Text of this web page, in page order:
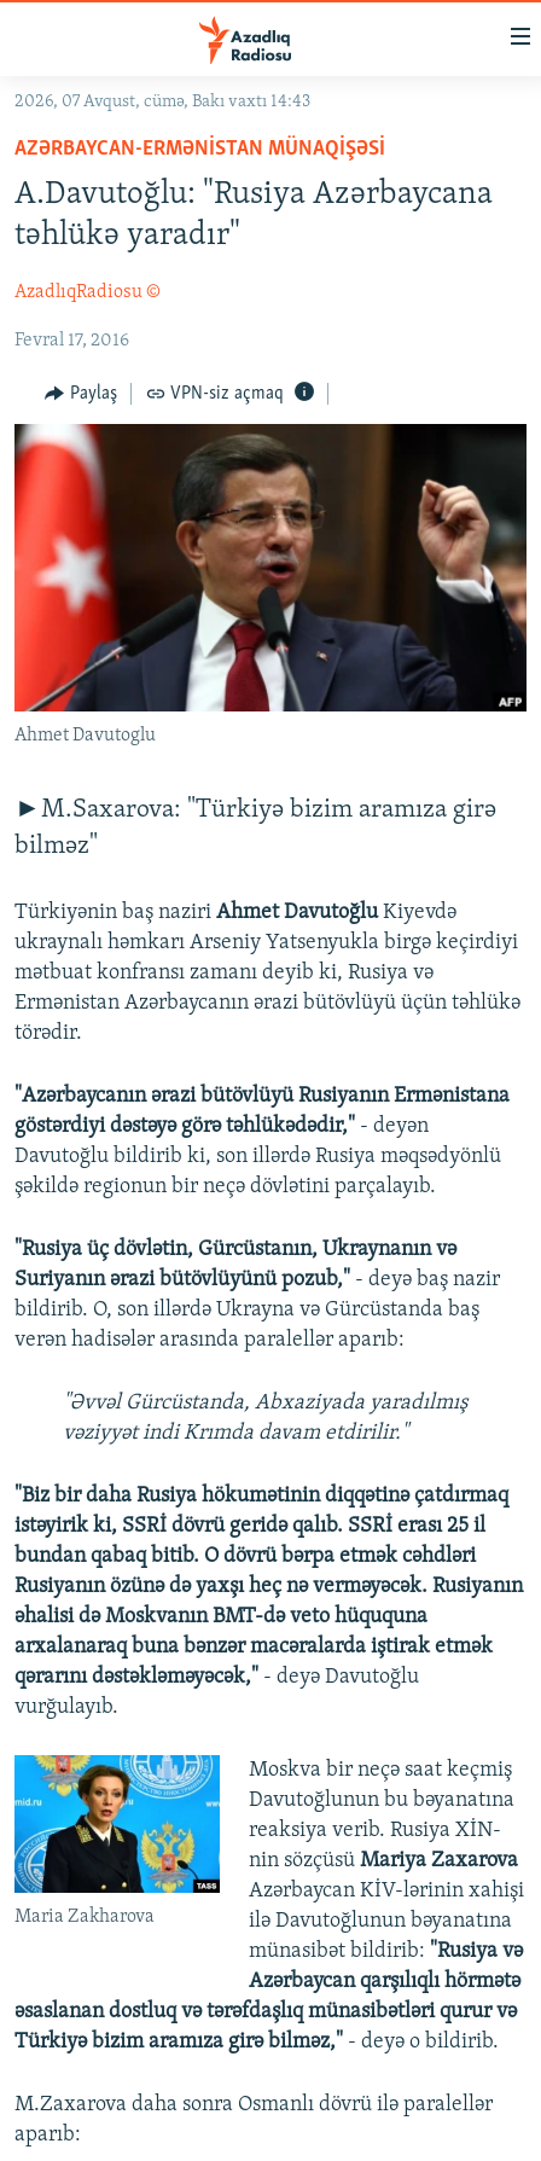
Əsas
qayıt
Əsas
naviqasiyaya
qayıt
Axtarışa
KORRUPSIOMETR
FƏRQƏ BAX
QANUNI DOĞRU
ARAŞDIRMA
MULTIMEDIA
VIDEO
İNFOQRAFIKA
KARIKATURA
RADIO ARXIV
AZƏRBAYCAN ƏDƏBIYYATI KITABXANASI
İSLAM VƏ DEMOKRATIYA
İZ - MƏDƏNIYYƏT PROQRAMI
HAQQIMIZDA
MISSIYAMIZ
PEŞƏ ETIKASI VƏ JURNALISTIKA STANDARTLARIMIZ
MATERIALLARIMIZDAN ISTIFADƏ
AZADLIQRADIOSU MOBIL TELEFONUNUZDA
BIZIMLƏ ƏLAQƏ
BIZI IZLƏ
RFE/RL-in bütün saytları
2026, 07 Avqust, cümə, Bakı vaxtı 14:43
AZƏRBAYCAN-ERMƏNISTAN MÜNAQIŞƏSI
A.Davutoğlu: "Rusiya Azərbaycana
təhlükə yaradır"
AzadlıqRadiosu ©
Fevral 17, 2016
Paylaş VPN-siz açmaq
Ahmet Davutoglu
►M.Saxarova: "Türkiyə bizim aramıza girə
bilməz"
Türkiyənin baş naziri Ahmet DavutoğluKiyevdə
ukraynalı həmkarı Arseniy Yatsenyukla birgə keçirdiyi
mətbuat konfransı zamanı deyib ki, Rusiya və
Ermənistan Azərbaycanın ərazi bütövlüyü üçün təhlükə
törədir.
"Azərbaycanın ərazi bütövlüyü Rusiyanın Ermənistana
göstərdiyi dəstəyə görə təhlükədədir," - deyən
Davutoğlu bildirib ki, son illərdə Rusiya məqsədyönlü
şəkildə regionun bir neçə dövlətini parçalayıb.
"Rusiya üç dövlətin, Gürcüstanın, Ukraynanın və
Suriyanın ərazi bütövlüyünü pozub," - deyə baş nazir
bildirib. O, son illərdə Ukrayna və Gürcüstanda baş
verən hadisələr arasında paralellər aparıb:
"Əvvəl Gürcüstanda, Abxaziyada yaradılmış
vəziyyət indi Krımda davam etdirilir."
"Biz bir daha Rusiya hökumətinin diqqətinə çatdırmaq
istəyirik ki, SSRİ dövrü geridə qalıb. SSRİ erası 25 il
bundan qabaq bitib. O dövrü bərpa etmək cəhdləri
Rusiyanın özünə də yaxşı heç nə verməyəcək. Rusiyanın
əhalisi də Moskvanın BMT-də veto hüququna
arxalanaraq buna bənzər macəralarda iştirak etmək
qərarını dəstəkləməyəcək," - deyə Davutoğlu
vurğulayıb.
Maria Zakharova
Moskva bir neçə saat keçmiş
Davutoğlunun bu bəyanatına
reaksiya verib. Rusiya XİN-
nin sözçüsü Mariya Zaxarova
Azərbaycan KİV-lərinin xahişi
ilə Davutoğlunun bəyanatına
münasibət bildirib: "Rusiya və
Azərbaycan qarşılıqlı hörmətə
əsaslanan dostluq və tərəfdaşlıq münasibətləri qurur və
Türkiyə bizim aramıza girə bilməz," - deyə o bildirib.
M.Zaxarova daha sonra Osmanlı dövrü ilə paralellər
aparıb: